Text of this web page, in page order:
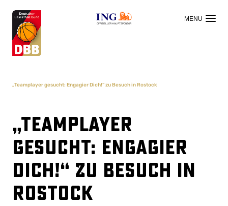
OFFIZIELLER HAUPTSPONSOR
„Teamplayer gesucht: Engagier Dich!“ zu Besuch in Rostock
„Teamplayer
gesucht: Engagier
Dich!“ zu Besuch in
Rostock